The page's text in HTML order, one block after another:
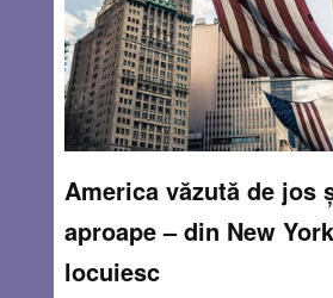
America văzută de jos
aproape – din New
locuiesc